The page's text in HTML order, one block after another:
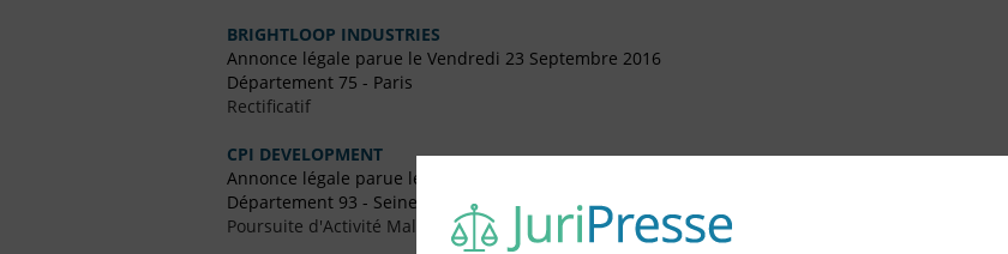
BRIGHTLOOP INDUSTRIES
Annonce légale parue le Vendredi 23 Septembre 2016
Département 75 - Paris
Rectificatif
CPI DEVELOPMENT
Annonce légale parue le Vendredi 20 Novembre 2015
Département 93 - Seine-Saint-Denis
Poursuite d'Activité Malgré Pertes